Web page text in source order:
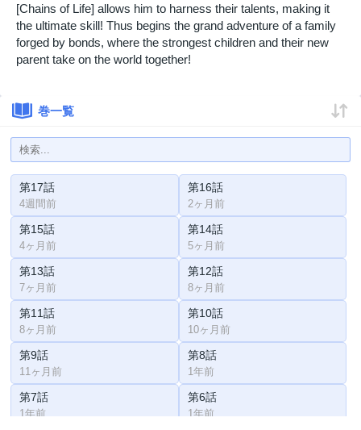
[Chains of Life] allows him to harness their talents, making it
the ultimate skill! Thus begins the grand adventure of a family
forged by bonds, where the strongest children and their new
parent take on the world together!
巻一覧
第17話
4週間前
第16話
2ヶ月前
第15話
4ヶ月前
第14話
5ヶ月前
第13話
7ヶ月前
第12話
8ヶ月前
第11話
8ヶ月前
第10話
10ヶ月前
第9話
11ヶ月前
第8話
1年前
第7話
1年前
第6話
1年前